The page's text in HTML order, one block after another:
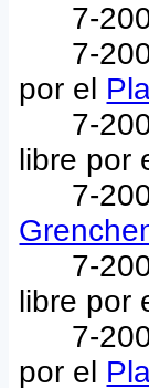
7-
7-
por el
7-
libre por
7-
7-
libre por
7-
por el